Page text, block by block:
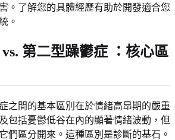
。了解您的具體經歷有助於開發適合您
。
第二型躁鬱症 ：核心區
之間的基本區別在於情緒高昂期的嚴重
包括憂鬱低谷在內的顯著情緒波動，但
們區分開來。這種區別是診斷的基石。